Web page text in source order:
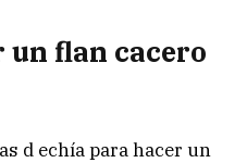
un flan cacero
d echía para hacer un